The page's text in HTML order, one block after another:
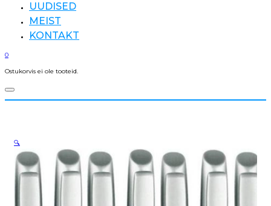
UUDISED
MEIST
KONTAKT
0
Ostukorvis ei ole tooteid.
🔍